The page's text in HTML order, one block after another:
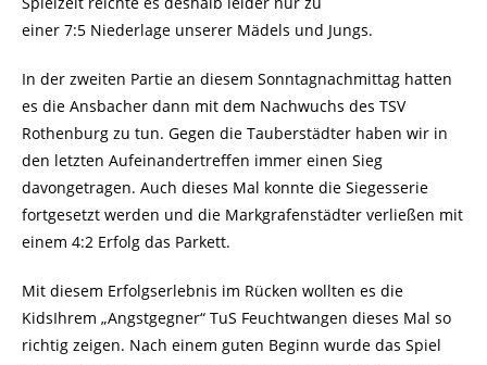
einer 7:5 Niederlage unserer Mädels und Jungs.
In der zweiten Partie an diesem Sonntagnachmittag hatten
es die Ansbacher dann mit dem Nachwuchs des TSV
Rothenburg zu tun. Gegen die Tauberstädter haben wir in
den letzten Aufeinandertreffen immer einen Sieg
davongetragen. Auch dieses Mal konnte die Siegesserie
fortgesetzt werden und die Markgrafenstädter verließen mit
einem 4:2 Erfolg das Parkett.
Mit diesem Erfolgserlebnis im Rücken wollten es die
KidsIhrem „Angstgegner“ TuS Feuchtwangen dieses Mal so
richtig zeigen. Nach einem guten Beginn wurde das Spiel